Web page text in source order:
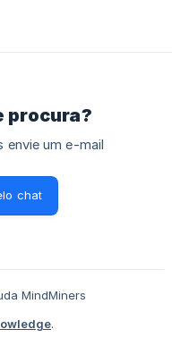
procura?
envie um e-mail
chat
.